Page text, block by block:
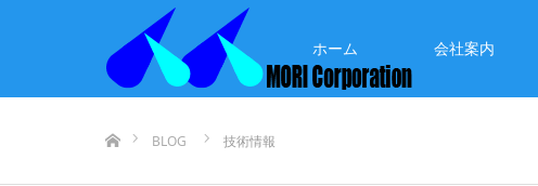
ホーム 会社案内
BLOG
技術情報